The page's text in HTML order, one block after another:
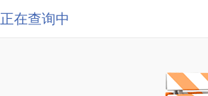
正在查询中